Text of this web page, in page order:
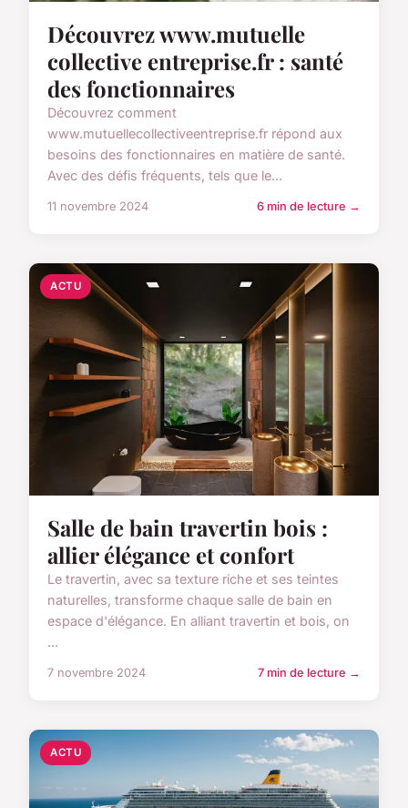
Découvrez www.mutuelle
collective entreprise.fr : santé
des fonctionnaires
Découvrez comment
www.mutuellecollectiveentreprise.fr répond aux
besoins des fonctionnaires en matière de santé.
Avec des défis fréquents, tels que le...
11 novembre 2024 6 min de lecture →
ACTU
Salle de bain travertin bois :
allier élégance et confort
Le travertin, avec sa texture riche et ses teintes
naturelles, transforme chaque salle de bain en
espace d'élégance. En alliant travertin et bois, on
...
7 novembre 2024 7 min de lecture →
ACTU